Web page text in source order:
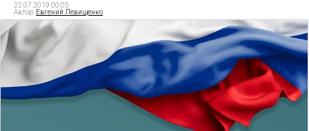
22.07.2019 00:05
Автор: Евгений Левищенко